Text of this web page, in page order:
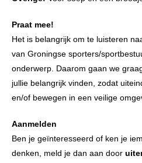
Praat mee!
Het is belangrijk om te luisteren
van Groningse sporters/
onderwerp. Daarom gaan we
jullie belangrijk vinden, zodat
en/of bewegen in een veilige
Aanmelden
Ben je geïnteresseerd of ken je
denken, meld je dan aan door